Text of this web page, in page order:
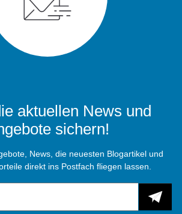
aktuellen News und
sichern!
News, die neuesten Blogartikel und
direkt ins Postfach fliegen lassen.